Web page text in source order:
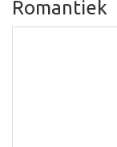
Romantiek